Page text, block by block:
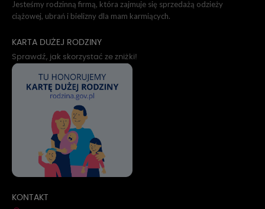
Jesteśmy rodzinną firmą, która zajmuje się sprzedażą odzieży
ciążowej, ubrań i bielizny dla mam karmiących.
KARTA DUŻEJ RODZINY
Sprawdź, jak skorzystać ze zniżki!
KONTAKT